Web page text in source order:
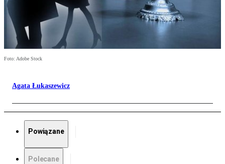
Foto: Adobe Stock
Agata Łukaszewicz
Powiązane
Polecane